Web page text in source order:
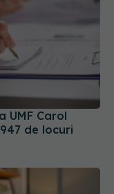
UMF Carol
de locuri